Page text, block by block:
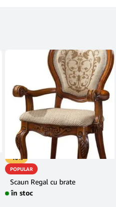
-10%
POPULAR
Scaun Regal cu brate
în stoc